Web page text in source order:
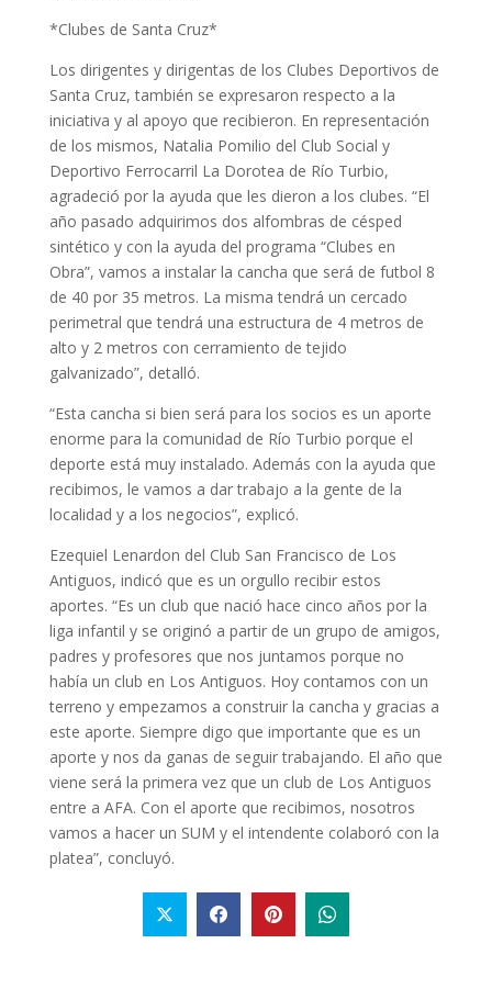
*Clubes de Santa Cruz*
Los dirigentes y dirigentas de los Clubes Deportivos de
Santa Cruz, también se expresaron respecto a la
iniciativa y al apoyo que recibieron. En representación
de los mismos, Natalia Pomilio del Club Social y
Deportivo Ferrocarril La Dorotea de Río Turbio,
agradeció por la ayuda que les dieron a los clubes. “El
año pasado adquirimos dos alfombras de césped
sintético y con la ayuda del programa “Clubes en
Obra”, vamos a instalar la cancha que será de futbol 8
de 40 por 35 metros. La misma tendrá un cercado
perimetral que tendrá una estructura de 4 metros de
alto y 2 metros con cerramiento de tejido
galvanizado”, detalló.
“Esta cancha si bien será para los socios es un aporte
enorme para la comunidad de Río Turbio porque el
deporte está muy instalado. Además con la ayuda que
recibimos, le vamos a dar trabajo a la gente de la
localidad y a los negocios”, explicó.
Ezequiel Lenardon del Club San Francisco de Los
Antiguos, indicó que es un orgullo recibir estos
aportes. “Es un club que nació hace cinco años por la
liga infantil y se originó a partir de un grupo de amigos,
padres y profesores que nos juntamos porque no
había un club en Los Antiguos. Hoy contamos con un
terreno y empezamos a construir la cancha y gracias a
este aporte. Siempre digo que importante que es un
aporte y nos da ganas de seguir trabajando. El año que
viene será la primera vez que un club de Los Antiguos
entre a AFA. Con el aporte que recibimos, nosotros
vamos a hacer un SUM y el intendente colaboró con la
platea”, concluyó.